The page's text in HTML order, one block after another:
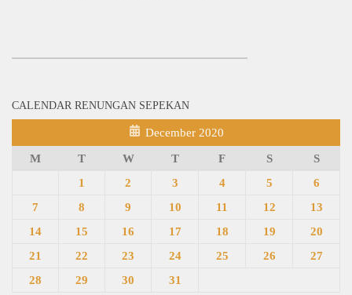
CALENDAR RENUNGAN SEPEKAN
December 2020
M T W T F S
S
1
2 3 4 5
6
7
8 9 10 11 12
13
14
15 16 17 18 19
20
21
22 23 24 25 26
27
28
29 30 31